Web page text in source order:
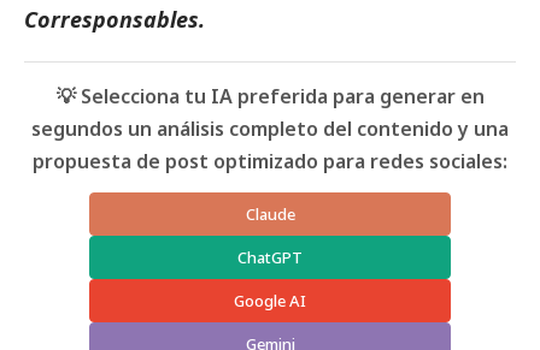
Corresponsables.
💡 Selecciona tu IA preferida para generar en
segundos un análisis completo del contenido y una
propuesta de post optimizado para redes sociales:
Claude
ChatGPT
Google AI
Gemini